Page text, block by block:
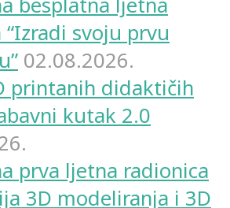
svoju prvu
02.08.2026.
printanih didaktičih
kutak 2.0
prva ljetna radionica
3D modeliranja i 3D